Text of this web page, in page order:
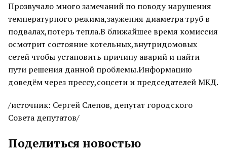
Прозвучало много замечаний по поводу нарушения
температурного режима,заужения диаметра труб в
подвалах,потерь тепла.В ближайшее время комиссия
осмотрит состояние котельных,внутридомовых
сетей чтобы установить причину аварий и найти
пути решения данной проблемы.Информацию
доведём через прессу,соцсети и председателей МКД.
/источник: Сергей Слепов, депутат городского
Совета депутатов/
Поделиться новостью